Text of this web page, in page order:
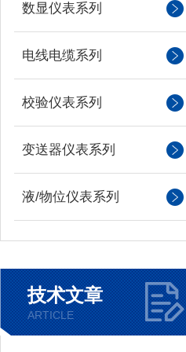
数显仪表系列
电线电缆系列
校验仪表系列
变送器仪表系列
液/物位仪表系列
技术文章
ARTICLE